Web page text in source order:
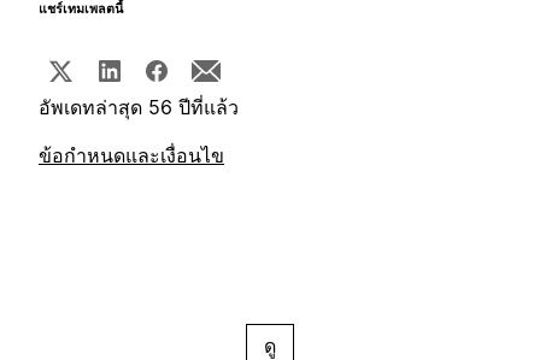
แชร์เทมเพลตนี้
อัพเดทล่าสุด 56 ปีที่แล้ว
ข้อกำหนดและเงื่อนไข
ดู